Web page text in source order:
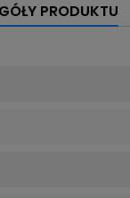
PRODUKTU